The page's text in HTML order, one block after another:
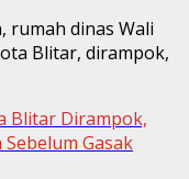
rumah dinas Wali
Blitar, dirampok,
Blitar Dirampok,
Gasak